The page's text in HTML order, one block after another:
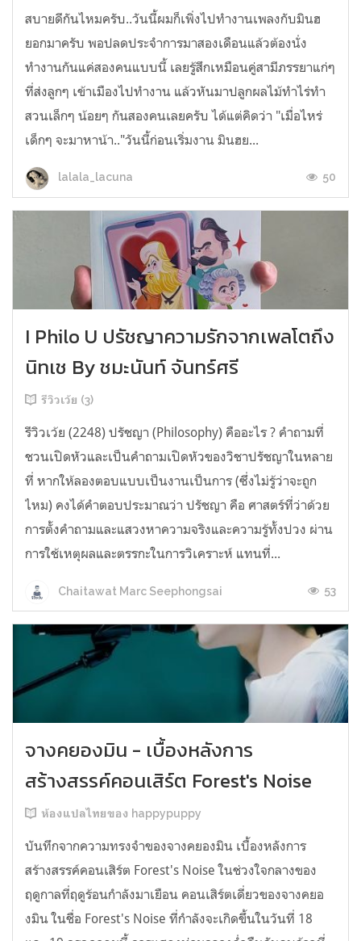
สบายดีกันไหมครับ..วันนี้ผมก็เพิ่งไปทำงานเพลงกับมินฮ
ยอกมาครับ พอปลดประจำการมาสองเดือนแล้วต้องนั่ง
ทำงานกันแค่สองคนแบบนี้ เลยรู้สึกเหมือนคู่สามีภรรยาแก่ๆ
ที่ส่งลูกๆ เข้าเมืองไปทำงาน แล้วหันมาปลูกผลไม้ทำไร่ทำ
สวนเล็กๆ น้อยๆ กันสองคนเลยครับ ได้แต่คิดว่า "เมื่อไหร่
เด็กๆ จะมาหาน้า.."วันนี้ก่อนเริ่มงาน มินฮย...
lalala_lacuna 50
I Philo U ปรัชญาความรักจากเพลโตถึง
นิทเช By ชมะนันท์ จันทร์ศรี
รีวิวเว้ย (3)
รีวิวเว้ย (2248) ปรัชญา (Philosophy) คืออะไร ? คำถามที่
ชวนเปิดหัวและเป็นคำถามเปิดหัวของวิชาปรัชญาในหลาย
ที่ หากให้ลองตอบแบบเป็นงานเป็นการ (ซึ่งไม่รู้ว่าจะถูก
ไหม) คงได้คำตอบประมาณว่า ปรัชญา คือ ศาสตร์ที่ว่าด้วย
การตั้งคำถามและแสวงหาความจริงและความรู้ทั้งปวง ผ่าน
การใช้เหตุผลและตรรกะในการวิเคราะห์ แทนที่...
Chaitawat Marc Seephongsai 53
จางคยองมิน - เบื้องหลังการ
สร้างสรรค์คอนเสิร์ต Forest's Noise
ห้องแปลไทยของ happypuppy
บันทึกจากความทรงจำของจางคยองมิน เบื้องหลังการ
สร้างสรรค์คอนเสิร์ต Forest's Noise ในช่วงใจกลางของ
ฤดูกาลที่ฤดูร้อนกำลังมาเยือน คอนเสิร์ตเดี่ยวของจางคยอ
งมิน ในชื่อ Forest's Noise ที่กำลังจะเกิดขึ้นในวันที่ 18